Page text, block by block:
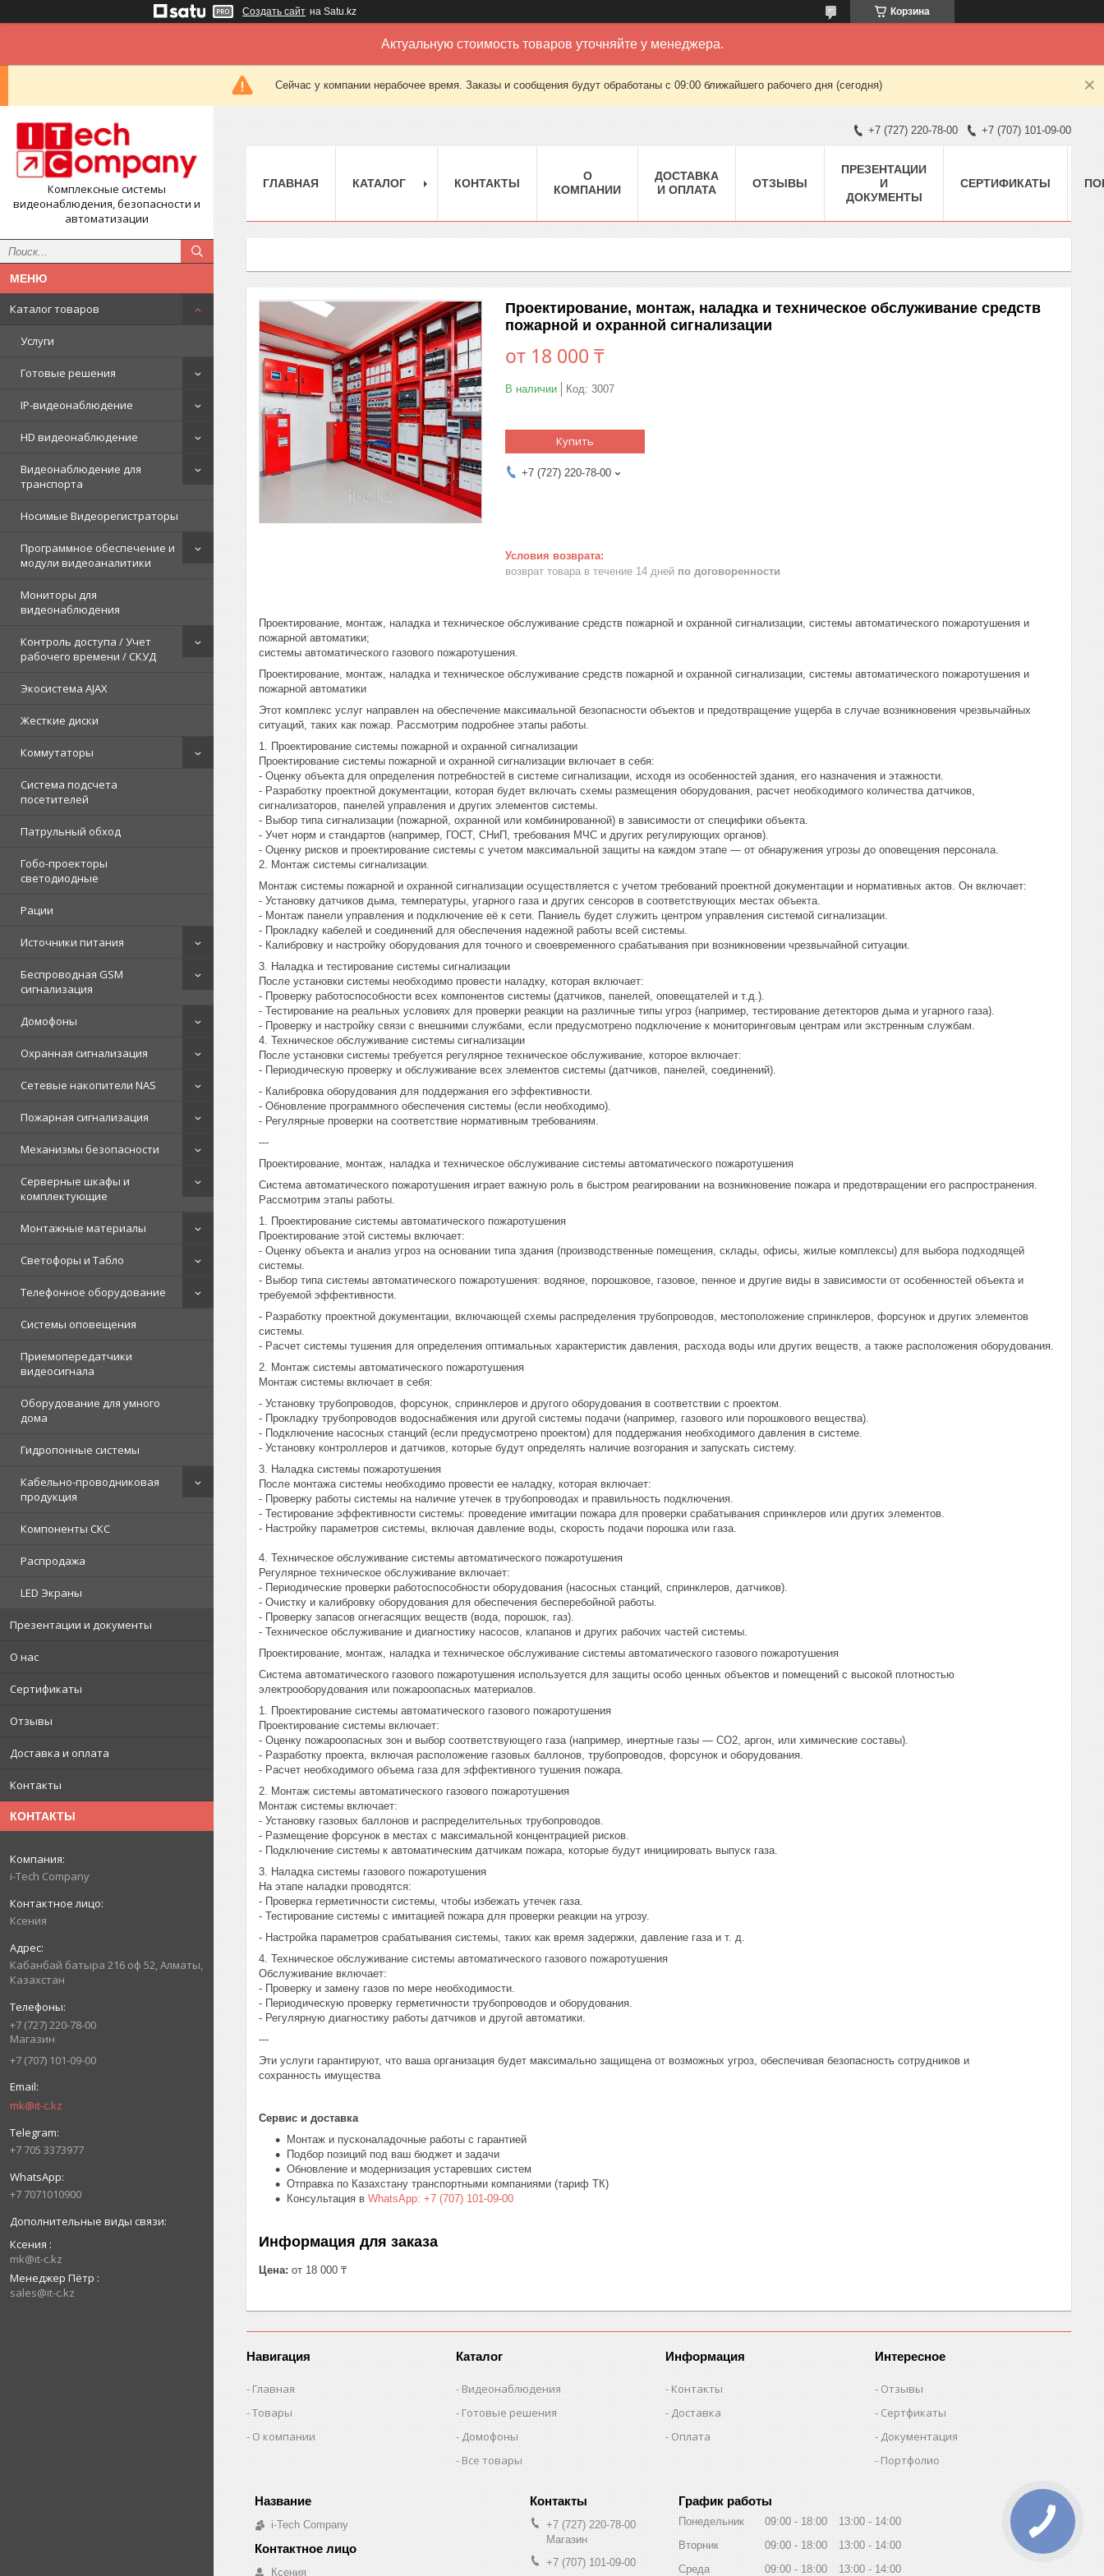
Создать сайт на Satu.kz Корзина
Актуальную стоимость товаров уточняйте у менеджера.
Сейчас у компании нерабочее время. Заказы и сообщения будут обработаны с 09:00 ближайшего рабочего дня (сегодня)
Комплексные системы
видеонаблюдения, безопасности и
автоматизации
Каталог товаров
Услуги
Готовые решения
IP-видеонаблюдение
HD видеонаблюдение
Видеонаблюдение для
транспорта
Носимые Видеорегистраторы
Программное обеспечение и
модули видеоаналитики
Мониторы для
видеонаблюдения
Контроль доступа / Учет
рабочего времени / СКУД
Экосистема AJAX
Жесткие диски
Коммутаторы
Система подсчета
посетителей
Патрульный обход
Гобо-проекторы
светодиодные
Рации
Источники питания
Беспроводная GSM
сигнализация
Домофоны
Охранная сигнализация
Сетевые накопители NAS
Пожарная сигнализация
Механизмы безопасности
Серверные шкафы и
комплектующие
Монтажные материалы
Светофоры и Табло
Телефонное оборудование
Системы оповещения
Приемопередатчики
видеосигнала
Оборудование для умного
дома
Гидропонные системы
Кабельно-проводниковая
продукция
Компоненты СКС
Распродажа
LED Экраны
Презентации и документы
О нас
Сертификаты
Отзывы
Доставка и оплата
Контакты
КОНТАКТЫ
i-Tech Company
Ксения
Кабанбай батыра 216 оф 52, Алматы,
Казахстан
+7 (727) 220-78-00
Магазин
+7 (707) 101-09-00
mk@it-c.kz
+7 705 3373977
+7 7071010900
Ксения
mk@it-c.kz
Менеджер Пётр
sales@it-c.kz
+7 (727) 220-78-00 +7 (707) 101-09-00
ГЛАВНАЯ КАТАЛОГ КОНТАКТЫ
О
КОМПАНИИ
ДОСТАВКА
И ОПЛАТА
ОТЗЫВЫ
ПРЕЗЕНТАЦИИ
И
ДОКУМЕНТЫ
СЕРТИФИКАТЫ
Проектирование, монтаж, наладка и техническое обслуживание средств
пожарной и охранной сигнализации
от 18 000 ₸
В наличии Код: 3007
Купить
+7 (727) 220-78-00
возврат товара в течение 14 дней по договоренности
Проектирование, монтаж, наладка и техническое обслуживание средств пожарной и охранной сигнализации, системы автоматического пожаротушения и
пожарной автоматики;
системы автоматического газового пожаротушения.
Проектирование, монтаж, наладка и техническое обслуживание средств пожарной и охранной сигнализации, системы автоматического пожаротушения и
пожарной автоматики
Этот комплекс услуг направлен на обеспечение максимальной безопасности объектов и предотвращение ущерба в случае возникновения чрезвычайных
ситуаций, таких как пожар. Рассмотрим подробнее этапы работы.
1. Проектирование системы пожарной и охранной сигнализации
Проектирование системы пожарной и охранной сигнализации включает в себя:
- Оценку объекта для определения потребностей в системе сигнализации, исходя из особенностей здания, его назначения и этажности.
- Разработку проектной документации, которая будет включать схемы размещения оборудования, расчет необходимого количества датчиков,
сигнализаторов, панелей управления и других элементов системы.
- Выбор типа сигнализации (пожарной, охранной или комбинированной) в зависимости от специфики объекта.
- Учет норм и стандартов (например, ГОСТ, СНиП, требования МЧС и других регулирующих органов).
- Оценку рисков и проектирование системы с учетом максимальной защиты на каждом этапе — от обнаружения угрозы до оповещения персонала.
2. Монтаж системы сигнализации.
Монтаж системы пожарной и охранной сигнализации осуществляется с учетом требований проектной документации и нормативных актов. Он включает:
- Установку датчиков дыма, температуры, угарного газа и других сенсоров в соответствующих местах объекта.
- Монтаж панели управления и подключение её к сети. Паниель будет служить центром управления системой сигнализации.
- Прокладку кабелей и соединений для обеспечения надежной работы всей системы.
- Калибровку и настройку оборудования для точного и своевременного срабатывания при возникновении чрезвычайной ситуации.
3. Наладка и тестирование системы сигнализации
После установки системы необходимо провести наладку, которая включает:
- Проверку работоспособности всех компонентов системы (датчиков, панелей, оповещателей и т.д.).
- Тестирование на реальных условиях для проверки реакции на различные типы угроз (например, тестирование детекторов дыма и угарного газа).
- Проверку и настройку связи с внешними службами, если предусмотрено подключение к мониторинговым центрам или экстренным службам.
4. Техническое обслуживание системы сигнализации
После установки системы требуется регулярное техническое обслуживание, которое включает:
- Периодическую проверку и обслуживание всех элементов системы (датчиков, панелей, соединений).
- Калибровка оборудования для поддержания его эффективности.
- Обновление программного обеспечения системы (если необходимо).
- Регулярные проверки на соответствие нормативным требованиям.
---
Проектирование, монтаж, наладка и техническое обслуживание системы автоматического пожаротушения
Система автоматического пожаротушения играет важную роль в быстром реагировании на возникновение пожара и предотвращении его распространения.
Рассмотрим этапы работы.
1. Проектирование системы автоматического пожаротушения
Проектирование этой системы включает:
- Оценку объекта и анализ угроз на основании типа здания (производственные помещения, склады, офисы, жилые комплексы) для выбора подходящей
системы.
- Выбор типа системы автоматического пожаротушения: водяное, порошковое, газовое, пенное и другие виды в зависимости от особенностей объекта и
требуемой эффективности.
- Разработку проектной документации, включающей схемы распределения трубопроводов, местоположение спринклеров, форсунок и других элементов
системы.
- Расчет системы тушения для определения оптимальных характеристик давления, расхода воды или других веществ, а также расположения оборудования.
2. Монтаж системы автоматического пожаротушения
Монтаж системы включает в себя:
- Установку трубопроводов, форсунок, спринклеров и другого оборудования в соответствии с проектом.
- Прокладку трубопроводов водоснабжения или другой системы подачи (например, газового или порошкового вещества).
- Подключение насосных станций (если предусмотрено проектом) для поддержания необходимого давления в системе.
- Установку контроллеров и датчиков, которые будут определять наличие возгорания и запускать систему.
3. Наладка системы пожаротушения
После монтажа системы необходимо провести ее наладку, которая включает:
- Проверку работы системы на наличие утечек в трубопроводах и правильность подключения.
- Тестирование эффективности системы: проведение имитации пожара для проверки срабатывания спринклеров или других элементов.
- Настройку параметров системы, включая давление воды, скорость подачи порошка или газа.
4. Техническое обслуживание системы автоматического пожаротушения
Регулярное техническое обслуживание включает:
- Периодические проверки работоспособности оборудования (насосных станций, спринклеров, датчиков).
- Очистку и калибровку оборудования для обеспечения бесперебойной работы.
- Проверку запасов огнегасящих веществ (вода, порошок, газ).
- Техническое обслуживание и диагностику насосов, клапанов и других рабочих частей системы.
Проектирование, монтаж, наладка и техническое обслуживание системы автоматического газового пожаротушения
Система автоматического газового пожаротушения используется для защиты особо ценных объектов и помещений с высокой плотностью
электрооборудования или пожароопасных материалов.
1. Проектирование системы автоматического газового пожаротушения
Проектирование системы включает:
- Оценку пожароопасных зон и выбор соответствующего газа (например, инертные газы — СО2, аргон, или химические составы).
- Разработку проекта, включая расположение газовых баллонов, трубопроводов, форсунок и оборудования.
- Расчет необходимого объема газа для эффективного тушения пожара.
2. Монтаж системы автоматического газового пожаротушения
Монтаж системы включает:
- Установку газовых баллонов и распределительных трубопроводов.
- Размещение форсунок в местах с максимальной концентрацией рисков.
- Подключение системы к автоматическим датчикам пожара, которые будут инициировать выпуск газа.
3. Наладка системы газового пожаротушения
На этапе наладки проводятся:
- Проверка герметичности системы, чтобы избежать утечек газа.
- Тестирование системы с имитацией пожара для проверки реакции на угрозу.
- Настройка параметров срабатывания системы, таких как время задержки, давление газа и т. д.
4. Техническое обслуживание системы автоматического газового пожаротушения
Обслуживание включает:
- Проверку и замену газов по мере необходимости.
- Периодическую проверку герметичности трубопроводов и оборудования.
- Регулярную диагностику работы датчиков и другой автоматики.
---
Эти услуги гарантируют, что ваша организация будет максимально защищена от возможных угроз, обеспечивая безопасность сотрудников и
сохранность имущества
Сервис и доставка
Монтаж и пусконаладочные работы с гарантией
Подбор позиций под ваш бюджет и задачи
Обновление и модернизация устаревших систем
Отправка по Казахстану транспортными компаниями (тариф ТК)
Консультация в WhatsApp: +7 (707) 101-09-00
Информация для заказа
Цена: от 18 000 ₸
Навигация
Главная
Товары
О компании
Каталог
Видеонаблюдения
Готовые решения
Домофоны
Все товары
Информация
Контакты
Доставка
Оплата
Интересное
Отзывы
Сертфикаты
Документация
Портфолио
i-Tech Company
Ксения
+7 (727) 220-78-00
Магазин
+7 (707) 101-09-00
График работы
Понедельник 09:00 18:00 13:00
14:00
Вторник
09:00 18:00 13:00
14:00
Среда
09:00 18:00 13:00 14:00